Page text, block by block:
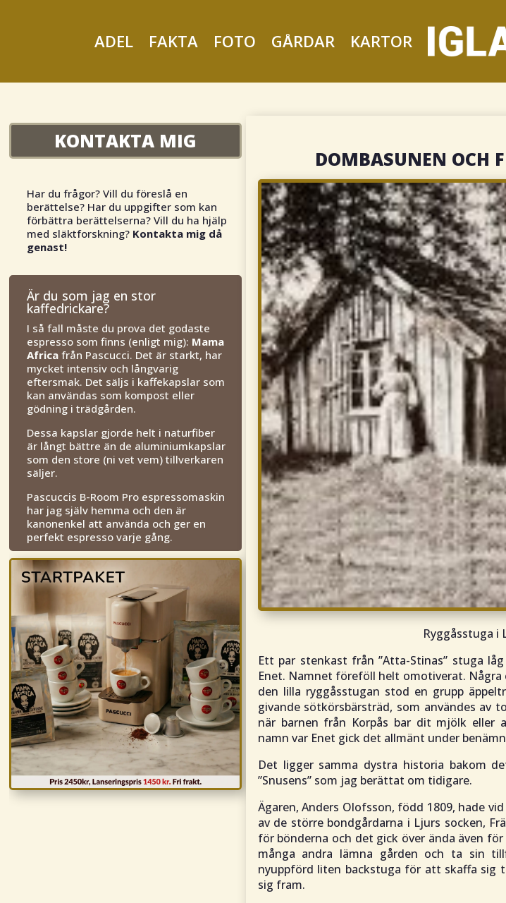
ADEL FAKTA FOTO GÅRDAR KARTOR
KONTAKTA MIG
Har du frågor? Vill du föreslå en
berättelse? Har du uppgifter som kan
förbättra berättelserna? Vill du ha hjälp
med släktforskning? Kontakta mig då
genast!
Är du som jag en stor
kaffedrickare?
I så fall måste du prova det godaste
espresso som finns (enligt mig): Mama
Africa från Pascucci. Det är starkt, har
mycket intensiv och långvarig
eftersmak. Det säljs i kaffekapslar som
kan användas som kompost eller
gödning i trädgården.
Dessa kapslar gjorde helt i naturfiber
är långt bättre än de aluminiumkapslar
som den store (ni vet vem) tillverkaren
säljer.
Pascuccis B-Room Pro espressomaskin
har jag själv hemma och den är
kanonenkel att använda och ger en
perfekt espresso varje gång.
DOMBASUNEN OCH
Ryggåsstuga i
Ett par stenkast från ”Atta-Stinas” stuga
Enet. Namnet föreföll helt omotiverat.
den lilla ryggåsstugan stod en grupp
givande sötkörsbärsträd, som användes av
när barnen från Korpås bar dit mjölk eller
namn var Enet gick det allmänt under
Det ligger samma dystra historia bakom
”Snusens” som jag berättat om tidigare.
Ägaren, Anders Olofsson, född 1809, hade
av de större bondgårdarna i Ljurs socken,
för bönderna och det gick över ända även
många andra lämna gården och ta sin
nyuppförd liten backstuga för att skaffa sig
sig fram.